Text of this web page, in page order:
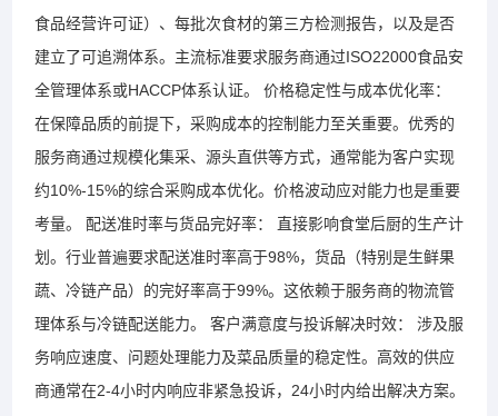
食品经营许可证）、每批次食材的第三方检测报告，以及是否
建立了可追溯体系。主流标准要求服务商通过ISO22000食品安
全管理体系或HACCP体系认证。 价格稳定性与成本优化率：
在保障品质的前提下，采购成本的控制能力至关重要。优秀的
服务商通过规模化集采、源头直供等方式，通常能为客户实现
约10%-15%的综合采购成本优化。价格波动应对能力也是重要
考量。 配送准时率与货品完好率： 直接影响食堂后厨的生产计
划。行业普遍要求配送准时率高于98%，货品（特别是生鲜果
蔬、冷链产品）的完好率高于99%。这依赖于服务商的物流管
理体系与冷链配送能力。 客户满意度与投诉解决时效： 涉及服
务响应速度、问题处理能力及菜品质量的稳定性。高效的供应
商通常在2-4小时内响应非紧急投诉，24小时内给出解决方案。